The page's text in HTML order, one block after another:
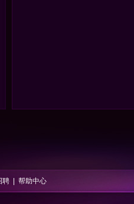
聘 帮助中心